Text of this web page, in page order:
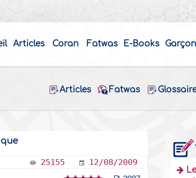
Articles Coran Fatwas E-Books
Articles Fatwas
25155 12/08/2009